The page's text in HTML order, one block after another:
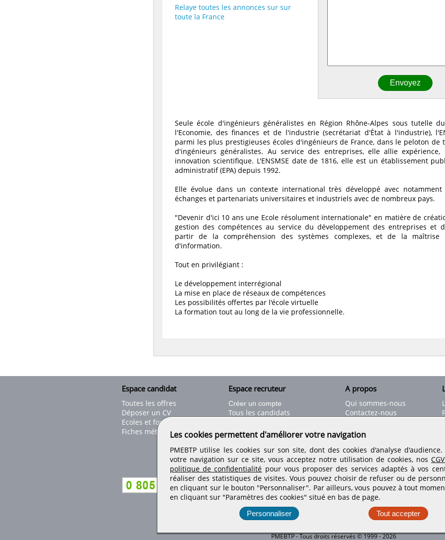
Relaye toutes les annonces sur sur
toute la France
Seule école d'ingénieurs généralistes en Région Rhône-Alpes sous tutelle
l'Economie, des finances et de l'industrie (secrétariat d'État à l'industrie),
parmi les plus prestigieuses écoles d'ingénieurs de France, dans le peloton de
d'ingénieurs généralistes. Au service des entreprises, elle allie expérience,
innovation scientifique. L'ENSMSE date de 1816, elle est un établissement
administratif (EPA) depuis 1992.
Elle évolue dans un contexte international très développé avec
échanges et partenariats universitaires et industriels avec de nombreux pays.
"Devenir d'ici 10 ans une Ecole résolument internationale" en matière de
gestion des compétences au service du développement des entreprises et
partir de la compréhension des systèmes complexes, et de la maîtrise
d'information.
Tout en privilégiant :
Le développement interrégional
La mise en place de réseaux de compétences
Les possibilités offertes par l'école virtuelle
La formation tout au long de la vie professionnelle.
Espace candidat
Toutes les offres
Déposer un CV
Ecoles et formations
Fiches métiers
Espace recruteur
Créer un compte
Tous les candidats
Déposer une offre de stage
Nos tarifs
A propos
Qui sommes-nous
Contactez-nous
Informations légales
Conditions générales
Rejoignez nos équipes
Retrouvez-nous sur les réseaux sociaux
PMEBTP - Tous droits réservés © 1999 - 2026
Les cookies permettent d'améliorer votre navigation
PMEBTP utilise les cookies sur son site, dont des cookies d'analyse
votre navigation sur ce site, vous acceptez notre utilisation de cookies, nos
politique de confidentialité pour vous proposer des services adaptés à vos
réaliser des statistiques de visites. Vous pouvez choisir de refuser ou de
en cliquant sur le bouton "Personnaliser". Par ailleurs, vous pouvez à tout
en cliquant sur "Paramètres des cookies" situé en bas de page.
Personnaliser Tout accepter